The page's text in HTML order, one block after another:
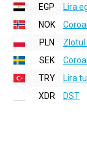
EGP
Lira
NOK
PLN
Zlotul
SEK
TRY
Lira
XDR
DST